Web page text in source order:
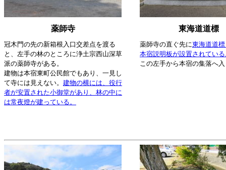
薬師寺 東海道道標
冠木門の先の新箱根入口交差点を渡る
と、左手の林のところに浄土宗西山深草
派の薬師寺がある。
建物は本宿東町公民館でもあり、一見し
て寺には見えない。 建物の横には、役行
者が安置された小御堂があり、林の中に
は常夜燈が建っている。
薬師寺の直ぐ先に東海道道
本宿説明板が設置されてい
この左手から本宿の集落へ